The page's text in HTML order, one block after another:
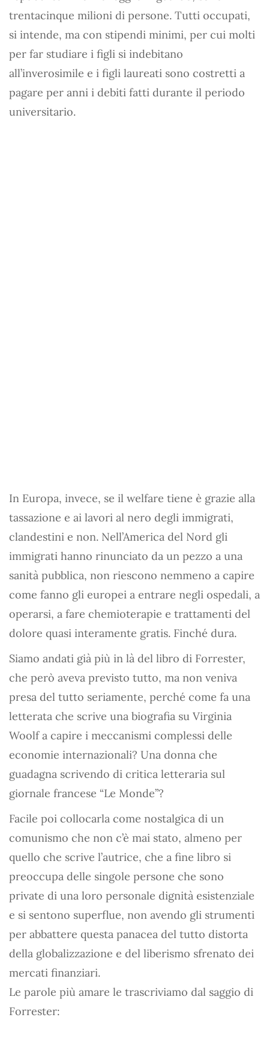
trentacinque milioni di persone. Tutti occupati,
si intende, ma con stipendi minimi, per cui molti
per far studiare i figli si indebitano
all’inverosimile e i figli laureati sono costretti a
pagare per anni i debiti fatti durante il periodo
universitario.
In Europa, invece, se il welfare tiene è grazie alla
tassazione e ai lavori al nero degli immigrati,
clandestini e non. Nell’America del Nord gli
immigrati hanno rinunciato da un pezzo a una
sanità pubblica, non riescono nemmeno a capire
come fanno gli europei a entrare negli ospedali, a
operarsi, a fare chemioterapie e trattamenti del
dolore quasi interamente gratis. Finché dura.
Siamo andati già più in là del libro di Forrester,
che però aveva previsto tutto, ma non veniva
presa del tutto seriamente, perché come fa una
letterata che scrive una biografia su Virginia
Woolf a capire i meccanismi complessi delle
economie internazionali? Una donna che
guadagna scrivendo di critica letteraria sul
giornale francese “Le Monde”?
Facile poi collocarla come nostalgica di un
comunismo che non c’è mai stato, almeno per
quello che scrive l’autrice, che a fine libro si
preoccupa delle singole persone che sono
private di una loro personale dignità esistenziale
e si sentono superflue, non avendo gli strumenti
per abbattere questa panacea del tutto distorta
della globalizzazione e del liberismo sfrenato dei
mercati finanziari.
Le parole più amare le trascriviamo dal saggio di
Forrester: